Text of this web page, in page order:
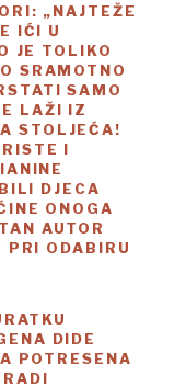
„NAJTEŽE
IĆI U
JE TOLIKO
SRAMOTNO
SAMO
LAŽI IZ
STOLJEĆA!
I
DJECA
ONOGA
AUTOR
ODABIRU
DIDE
POTRESENA